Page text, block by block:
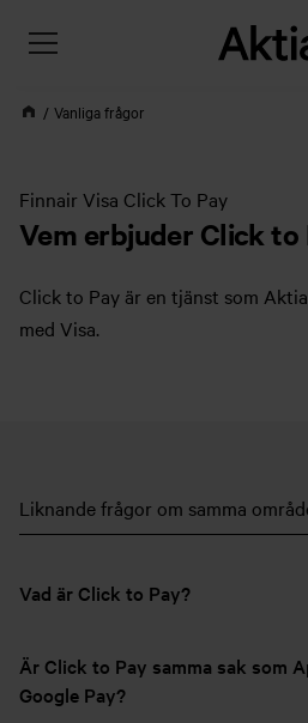
Vanliga frågor
Finnair Visa Click To Pay
Vem erbjuder Click to
Click to Pay är en tjänst som
med Visa.
Liknande frågor om samma
Vad är Click to Pay?
Är Click to Pay samma sak som
Google Pay?